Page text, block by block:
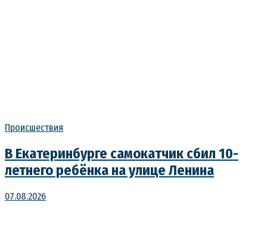
Происшествия
В Екатеринбурге самокатчик сбил 10-
летнего ребёнка на улице Ленина
07.08.2026